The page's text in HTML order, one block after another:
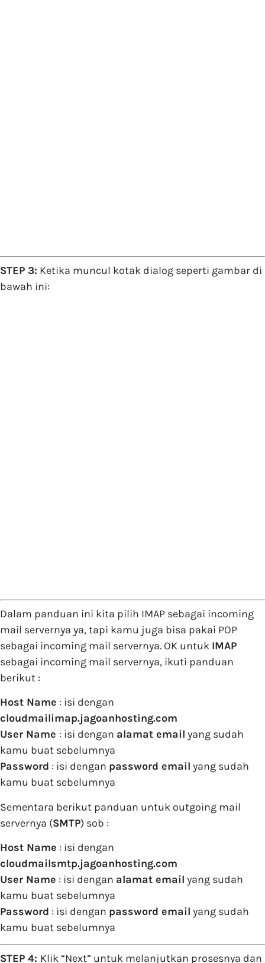
STEP 3: Ketika muncul kotak dialog seperti gambar di
bawah ini:
Dalam panduan ini kita pilih IMAP sebagai incoming
mail servernya ya, tapi kamu juga bisa pakai POP
sebagai incoming mail servernya. OK untuk IMAP
sebagai incoming mail servernya, ikuti panduan
berikut :
Host Name : isi dengan
cloudmailimap.jagoanhosting.com
User Name : isi dengan alamat email yang sudah
kamu buat sebelumnya
Password : isi dengan password email yang sudah
kamu buat sebelumnya
Sementara berikut panduan untuk outgoing mail
servernya (SMTP) sob :
Host Name : isi dengan
cloudmailsmtp.jagoanhosting.com
User Name : isi dengan alamat email yang sudah
kamu buat sebelumnya
Password : isi dengan password email yang sudah
kamu buat sebelumnya
STEP 4: Klik “Next” untuk melanjutkan prosesnya dan